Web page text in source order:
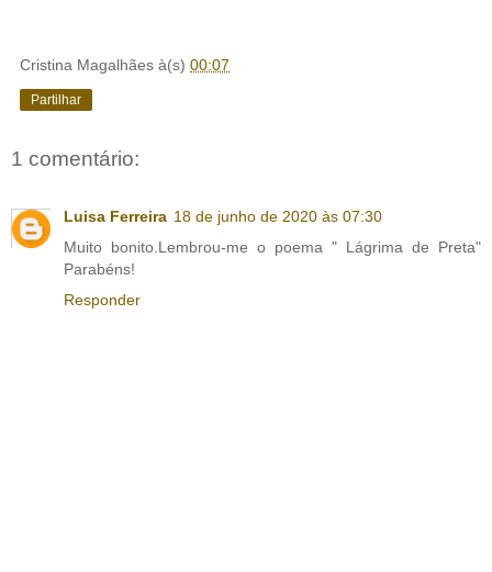
Cristina Magalhães à(s) 00:07
Partilhar
1 comentário:
Luisa Ferreira 18 de junho de 2020 às 07:30
Muito bonito.Lembrou-me o poema " Lágrima de Preta"
Parabéns!
Responder